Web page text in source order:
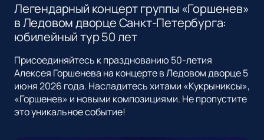
Легендарный концерт группы «Горшенев»
в Ледовом дворце Санкт-Петербурга:
юбилейный тур 50 лет
Присоединяйтесь к празднованию 50-летия
Алексея Горшенева на концерте в Ледовом дворце 5
июня 2026 года. Насладитесь хитами «Кукрыниксы»,
«Горшенев» и новыми композициями. Не пропустите
это уникальное событие!